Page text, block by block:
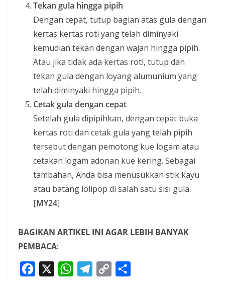
Tekan gula hingga pipih
Dengan cepat, tutup bagian atas gula dengan
kertas kertas roti yang telah diminyaki
kemudian tekan dengan wajan hingga pipih.
Atau jika tidak ada kertas roti, tutup dan
tekan gula dengan loyang alumunium yang
telah diminyaki hingga pipih.
Cetak gula dengan cepat
Setelah gula dipipihkan, dengan cepat buka
kertas roti dan cetak gula yang telah pipih
tersebut dengan pemotong kue logam atau
cetakan logam adonan kue kering. Sebagai
tambahan, Anda bisa menusukkan stik kayu
atau batang lolipop di salah satu sisi gula.
[MY24]
BAGIKAN ARTIKEL INI AGAR LEBIH BANYAK
PEMBACA:
W